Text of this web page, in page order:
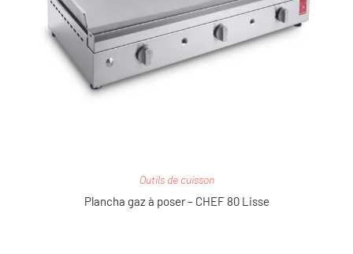
Outils de cuisson
Plancha gaz à poser – CHEF 80 Lisse